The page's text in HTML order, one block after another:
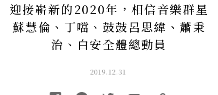
迎接嶄新的2020年，相信音樂群星
蘇慧倫、丁噹、鼓鼓呂思緯、蕭秉
治、白安全體總動員
2019.12.31